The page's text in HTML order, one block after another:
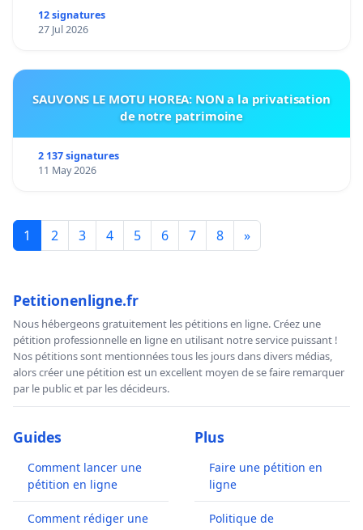
12 signatures
27 Jul 2026
SAUVONS LE MOTU HOREA: NON a la privatisation
de notre patrimoine
2 137 signatures
11 May 2026
1 2 3 4 5 6 7 8 »
Petitionenligne.fr
Nous hébergeons gratuitement les pétitions en ligne. Créez une
pétition professionnelle en ligne en utilisant notre service puissant !
Nos pétitions sont mentionnées tous les jours dans divers médias,
alors créer une pétition est un excellent moyen de se faire remarquer
par le public et par les décideurs.
Guides
Comment lancer une
pétition en ligne
Comment rédiger une
Plus
Faire une pétition en
ligne
Politique de